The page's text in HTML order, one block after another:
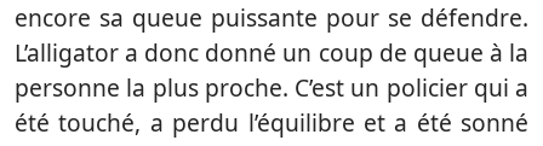
encore sa queue puissante pour se défendre.
L’alligator a donc donné un coup de queue à la
personne la plus proche. C’est un policier qui a
été touché, a perdu l’équilibre et a été sonné